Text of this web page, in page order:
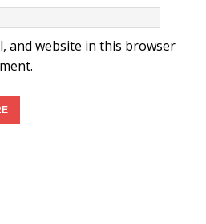
and website in this browser